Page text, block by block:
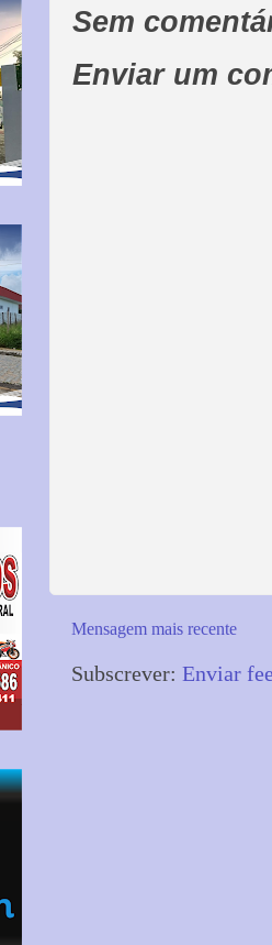
Sem
Enviar um
Mensagem mais recente
Subscrever: Enviar